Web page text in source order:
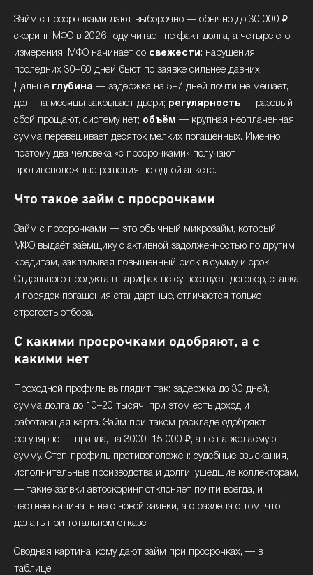
Займ с просрочками дают выборочно — обычно до 30 000 ₽:
скоринг МФО в 2026 году читает не факт долга, а четыре его
измерения. МФО начинает со свежести: нарушения
последних 30–60 дней бьют по заявке сильнее давних.
Дальше глубина — задержка на 5–7 дней почти не мешает,
долг на месяцы закрывает двери; регулярность — разовый
сбой прощают, систему нет; объём — крупная неоплаченная
сумма перевешивает десяток мелких погашенных. Именно
поэтому два человека «с просрочками» получают
противоположные решения по одной анкете.
Что такое займ с просрочками
Займ с просрочками — это обычный микрозайм, который
МФО выдаёт заёмщику с активной задолженностью по другим
кредитам, закладывая повышенный риск в сумму и срок.
Отдельного продукта в тарифах не существует: договор, ставка
и порядок погашения стандартные, отличается только
строгость отбора.
С какими просрочками одобряют, а с
какими нет
Проходной профиль выглядит так: задержка до 30 дней,
сумма долга до 10–20 тысяч, при этом есть доход и
работающая карта. Займ при таком раскладе одобряют
регулярно — правда, на 3000–15 000 ₽, а не на желаемую
сумму. Стоп-профиль противоположен: судебные взыскания,
исполнительные производства и долги, ушедшие коллекторам,
— такие заявки автоскоринг отклоняет почти всегда, и
честнее начинать не с новой заявки, а с раздела о том, что
делать при тотальном отказе.
Сводная картина, кому дают займ при просрочках, — в
таблице: